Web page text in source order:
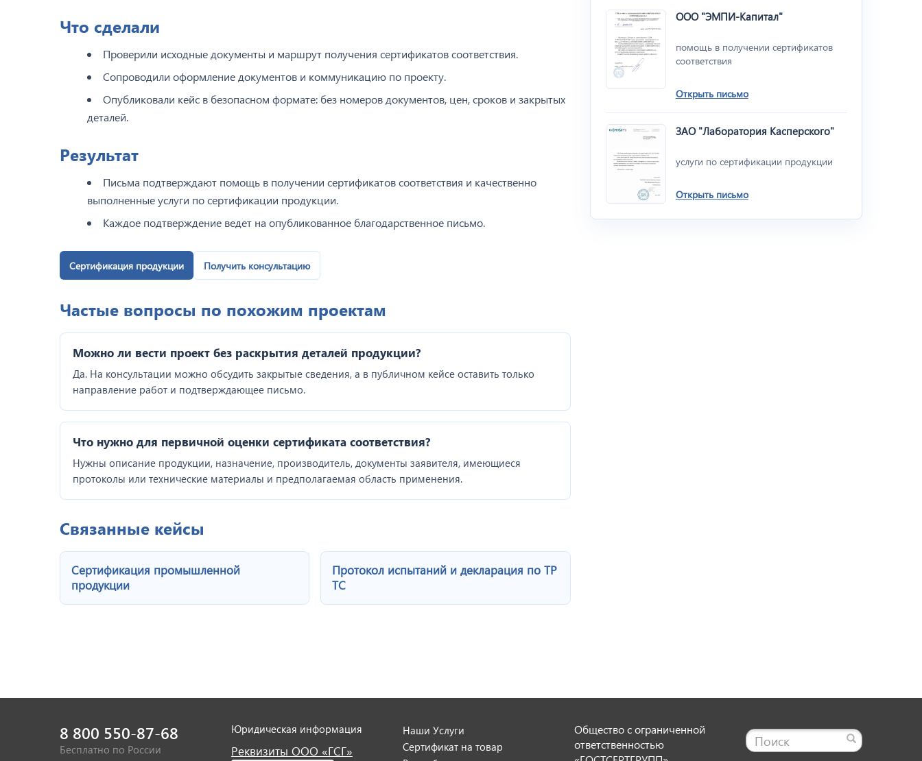
Что сделали
Проверили исходные документы и маршрут получения сертификатов соответствия.
Сопроводили оформление документов и коммуникацию по проекту.
Опубликовали кейс в безопасном формате: без номеров документов, цен, сроков и закрытых
деталей.
Результат
Письма подтверждают помощь в получении сертификатов соответствия и качественно
выполненные услуги по сертификации продукции.
Каждое подтверждение ведет на опубликованное благодарственное письмо.
Сертификация продукции Получить консультацию
Частые вопросы по похожим проектам
Можно ли вести проект без раскрытия деталей продукции?
Да. На консультации можно обсудить закрытые сведения, а в публичном кейсе оставить только
направление работ и подтверждающее письмо.
Что нужно для первичной оценки сертификата соответствия?
Нужны описание продукции, назначение, производитель, документы заявителя, имеющиеся
протоколы или технические материалы и предполагаемая область применения.
Связанные кейсы
Сертификация промышленной
продукции
Протокол испытаний и декларация по ТР
ТС
ООО "ЭМПИ-Капитал"
помощь в получении сертификатов
соответствия
Открыть письмо
ЗАО "Лаборатория Касперского"
услуги по сертификации продукции
Открыть письмо
8 800 550-87-68
Бесплатно по России
Юридическая информация
Реквизиты ООО «ГСГ»
Наши Услуги
Сертификат на товар
Общество с ограниченной
ответственностью